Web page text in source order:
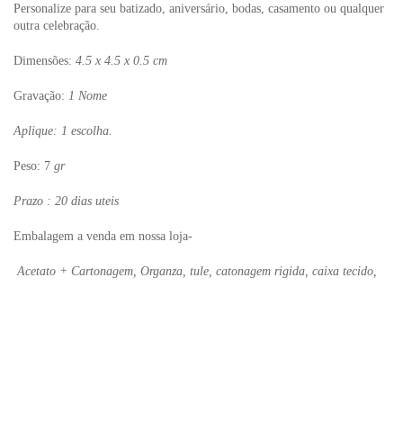
Personalize para seu batizado, aniversário, bodas, casamento ou qualquer
outra celebração.
Dimensões: 4.5 x 4.5 x 0.5 cm
Gravação: 1 Nome
Aplique: 1 escolha.
Peso: 7 gr
Prazo : 20 dias uteis
Embalagem a venda em nossa loja-
Acetato + Cartonagem, Organza, tule, catonagem rigida, caixa tecido,